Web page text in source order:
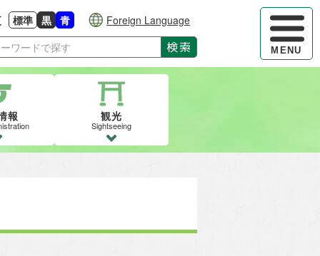
ハンバー
MENU
きさに戻す
標準
背景色の変更：白
黒
背景色の変更：黒
青
背景色の変更：青
Foreign Language
検索
報 観光
Sightseeing